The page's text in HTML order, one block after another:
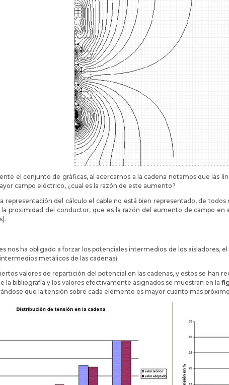
el conjunto de gráficas, al acercarnos a la cadena notamos que las
campo eléctrico, ¿cual es la razón de este aumento?
representación del cálculo el cable no está bien representado, de
proximidad del conductor, que es la razón del aumento de campo
nos ha obligado a forzar los potenciales intermedios de los aisladores,
metálicos de las cadenas).
valores de repartición del potencial en las cadenas, y estos se han
la bibliografía y los valores efectivamente asignados se muestran en la
que la tensión sobre cada elemento es mayor cuanto más